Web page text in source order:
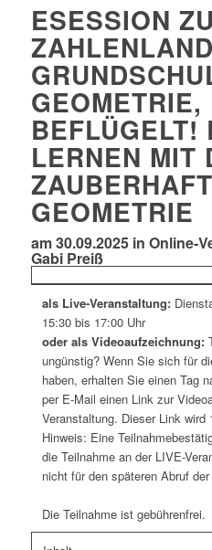
ESESSION
GEOMETRIE,
BEFLÜGELT!
LERNEN MIT
GEOMETRIE
am 30.09.2025 in Online-
Gabi Preiß
als Live-Veranstaltung:
15:30 bis 17:00 Uhr
oder als Videoaufzeichnung:
ungünstig? Wenn Sie sich für
haben, erhalten Sie einen Tag
per E-Mail einen Link zur
Veranstaltung. Dieser Link wird
Hinweis: Eine
die Teilnahme an der LIVE-
nicht für den späteren Abruf
Die Teilnahme ist gebührenfrei.